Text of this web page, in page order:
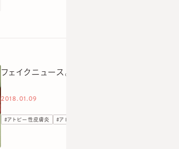
フェイクニュース。ステロイドにまつわる都市伝
2018.01.09
#アトピー性皮膚炎 #アレルギー